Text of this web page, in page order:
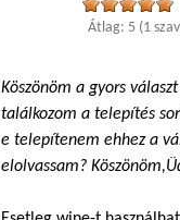
Átlag: 5 (1
Köszönöm a gyors
találkozom a telepítés
e telepítenem ehhez a
elolvassam?